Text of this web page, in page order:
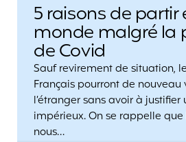
5 raisons de partir
monde malgré la
de Covid
Sauf revirement de situation,
Français pourront de nouveau
l’étranger sans avoir à
impérieux. On se rappelle que
nous…